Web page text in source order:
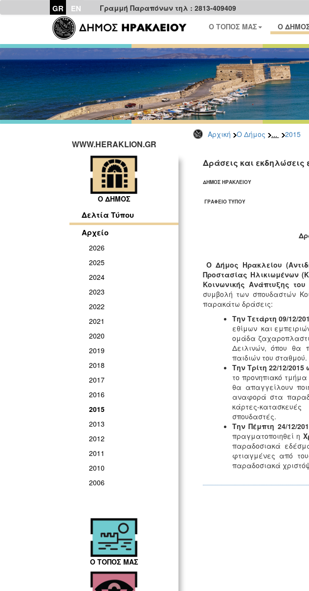
GR EN Γραμμή Παραπόνων τηλ : 2813-409409
Ο ΤΟΠΟΣ ΜΑΣ Ο
Αρχική Ο Δήμος ... 2015
WWW.HERAKLION.GR
Ο ΔΗΜΟΣ
Δελτία Τύπου
Αρχείο
2026
2025
2024
2023
2022
2021
2020
2019
2018
2017
2016
2015
2013
2012
2011
2010
2006
Ο ΤΟΠΟΣ ΜΑΣ
Δράσεις και εκδηλώσεις
ΔΗΜΟΣ ΗΡΑΚΛΕΙΟΥ
ΓΡΑΦΕΙΟ ΤΥΠΟΥ
Ο Δήμος Ηρακλείου
Προστασίας Ηλικιωμένων
Κοινωνικής Ανάπτυξης
συμβολή των σπουδαστών
παρακάτω δράσεις:
Την Τετάρτη 09/12/
εθίμων και
ομάδα
Δειλινών, όπου θα
παιδιών του σταθμού.
Την Τρίτη 22/12/
το προνηπιακό τμήμα
θα απαγγείλουν
αναφορά στα
κάρτες-
σπουδαστές.
Την Πέμπτη 24/12/
πραγματοποιηθεί η
παραδοσιακά
φτιαγμένες από
παραδοσιακά